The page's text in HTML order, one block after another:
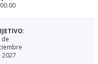
de
2027